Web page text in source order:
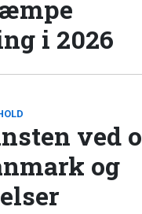
i 2026
ved
og